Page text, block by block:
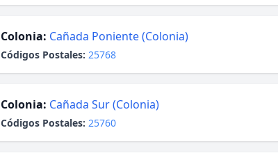
Colonia: Cañada Poniente (Colonia)
Códigos Postales: 25768
Colonia: Cañada Sur (Colonia)
Códigos Postales: 25760